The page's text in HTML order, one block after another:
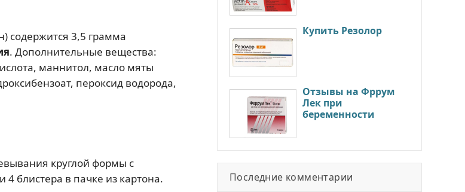
содержится 3,5 грамма
. Дополнительные вещества:
маннитол, масло мяты
пероксид водорода,
круглой формы с
4 блистера в пачке из картона.
Купить Резолор
Отзывы на Фррум
Лек при
беременности
Последние комментарии